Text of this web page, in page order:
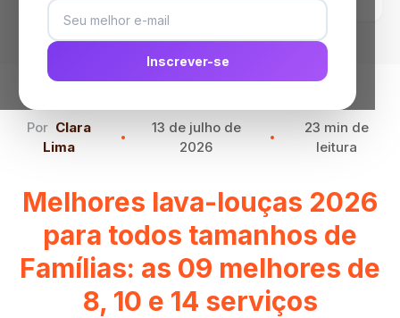
Por Clara
Lima
13 de julho de
2026
23 min de
leitura
Melhores lava-louças 2026
para todos tamanhos de
Famílias: as 09 melhores de
8, 10 e 14 serviços
Inscrever-se